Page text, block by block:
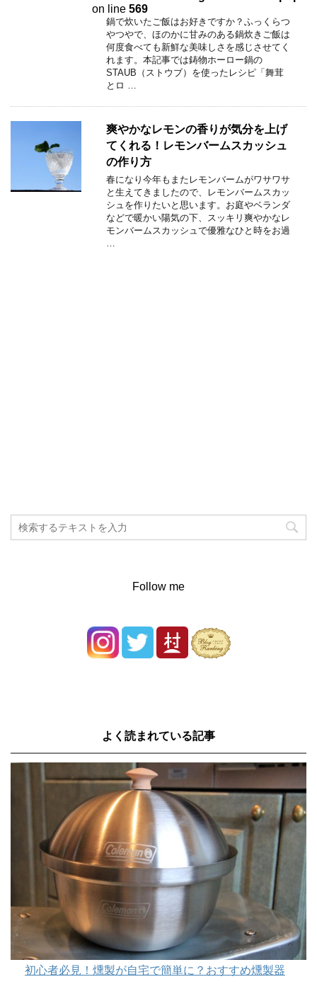
on line 569
鍋で炊いたご飯はお好きですか？ふっくらつ
やつやで、ほのかに甘みのある鍋炊きご飯は
何度食べても新鮮な美味しさを感じさせてく
れます。本記事では鋳物ホーロー鍋の
STAUB（ストウブ）を使ったレシピ「舞茸
とロ …
爽やかなレモンの香りが気分を上げ
てくれる！レモンバームスカッシュ
の作り方
春になり今年もまたレモンバームがワサワサ
と生えてきましたので、レモンバームスカッ
シュを作りたいと思います。お庭やベランダ
などで暖かい陽気の下、スッキリ爽やかなレ
モンバームスカッシュで優雅なひと時をお過
…
Follow me
よく読まれている記事
初心者必見！燻製が自宅で簡単に？おすすめ燻製器